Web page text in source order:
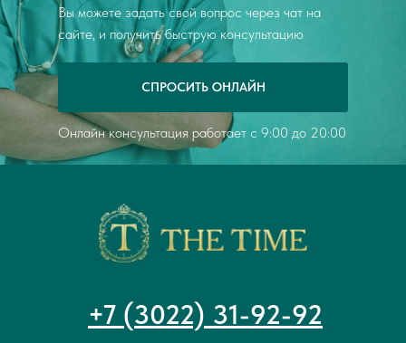
Вы можете задать свой вопрос через чат на
сайте, и получить быструю консультацию
Онлайн консультация работает с 9:00 до 20:00
СПРОСИТЬ ОНЛАЙН
+7 (3022) 31-92-92